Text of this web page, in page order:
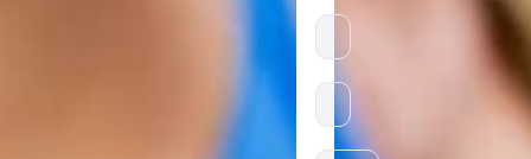
Todos
son
obligatorios.